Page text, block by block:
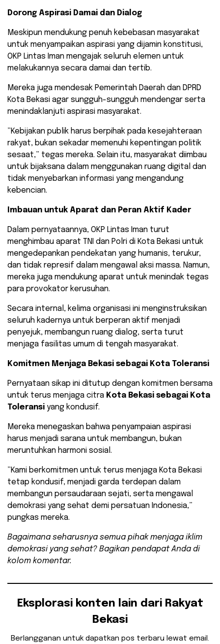
Dorong Aspirasi Damai dan Dialog
Meskipun mendukung penuh kebebasan masyarakat
untuk menyampaikan aspirasi yang dijamin konstitusi,
OKP Lintas Iman mengajak seluruh elemen untuk
melakukannya secara damai dan tertib.
Mereka juga mendesak Pemerintah Daerah dan DPRD
Kota Bekasi agar sungguh-sungguh mendengar serta
menindaklanjuti aspirasi masyarakat.
​”Kebijakan publik harus berpihak pada kesejahteraan
rakyat, bukan sekadar memenuhi kepentingan politik
sesaat,” tegas mereka. Selain itu, masyarakat diimbau
untuk bijaksana dalam menggunakan ruang digital dan
tidak menyebarkan informasi yang mengandung
kebencian.
Imbauan untuk Aparat dan Peran Aktif Kader
​Dalam pernyataannya, OKP Lintas Iman turut
menghimbau aparat TNI dan Polri di Kota Bekasi untuk
mengedepankan pendekatan yang humanis, terukur,
dan tidak represif dalam mengawal aksi massa. Namun,
mereka juga mendukung aparat untuk menindak tegas
para provokator kerusuhan.
​Secara internal, kelima organisasi ini menginstruksikan
seluruh kadernya untuk berperan aktif menjadi
penyejuk, membangun ruang dialog, serta turut
menjaga fasilitas umum di tengah masyarakat.
Komitmen Menjaga Bekasi sebagai Kota Toleransi
Pernyataan sikap ini ditutup dengan komitmen bersama
untuk terus menjaga citra Kota Bekasi sebagai Kota
Toleransi yang kondusif.
Mereka menegaskan bahwa penyampaian aspirasi
harus menjadi sarana untuk membangun, bukan
meruntuhkan harmoni sosial.
​”Kami berkomitmen untuk terus menjaga Kota Bekasi
tetap kondusif, menjadi garda terdepan dalam
membangun persaudaraan sejati, serta mengawal
demokrasi yang sehat demi persatuan Indonesia,”
pungkas mereka.
Bagaimana seharusnya semua pihak menjaga iklim
demokrasi yang sehat? Bagikan pendapat Anda di
kolom komentar.
Eksplorasi konten lain dari Rakyat
Bekasi
Berlangganan untuk dapatkan pos terbaru lewat email.